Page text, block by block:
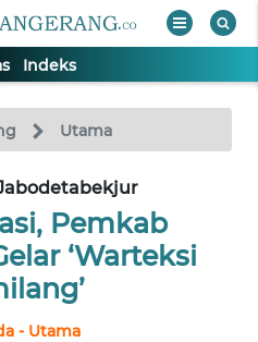
Indeks
Utama
Pemkab
‘Warteksi
- Utama